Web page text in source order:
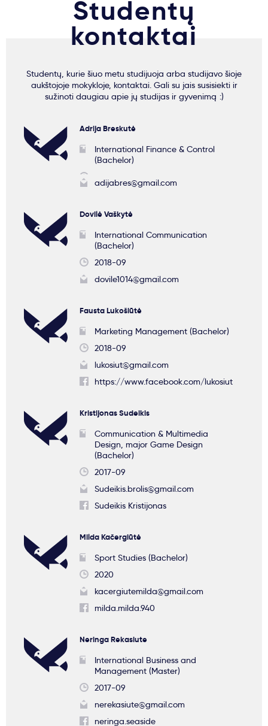
Studentų
kontaktai
Studentų, kurie šiuo metu studijuoja arba studijavo šioje
aukštojoje mokykloje, kontaktai. Gali su jais susisiekti ir
sužinoti daugiau apie jų studijas ir gyvenimą :)
Adrija Breskutė
International Finance & Control
(Bachelor)
adijabres@gmail.com
Dovilė Vaškytė
International Communication
(Bachelor)
2018-09
dovile1014@gmail.com
Fausta Lukošiūtė
Marketing Management (Bachelor)
2018-09
lukosiut@gmail.com
https://www.facebook.com/lukosiut
Kristijonas Sudeikis
Communication & Multimedia
Design, major Game Design
(Bachelor)
2017-09
Sudeikis.brolis@gmail.com
Sudeikis Kristijonas
Milda Kačergiūtė
Sport Studies (Bachelor)
2020
kacergiutemilda@gmail.com
milda.milda.940
Neringa Rekasiute
International Business and
Management (Master)
2017-09
nerekasiute@gmail.com
neringa.seaside